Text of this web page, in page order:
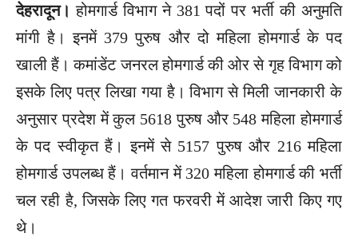
देहरादून। होमगार्ड विभाग ने 381 पदों पर भर्ती की अनुमति
मांगी है। इनमें 379 पुरुष और दो महिला होमगार्ड के पद
खाली हैं। कमांडेंट जनरल होमगार्ड की ओर से गृह विभाग को
इसके लिए पत्र लिखा गया है। विभाग से मिली जानकारी के
अनुसार प्रदेश में कुल 5618 पुरुष और 548 महिला होमगार्ड
के पद स्वीकृत हैं। इनमें से 5157 पुरुष और 216 महिला
होमगार्ड उपलब्ध हैं। वर्तमान में 320 महिला होमगार्ड की भर्ती
चल रही है, जिसके लिए गत फरवरी में आदेश जारी किए गए
थे।